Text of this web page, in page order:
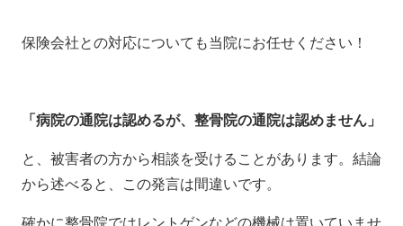
保険会社との対応についても当院にお任せください！
「病院の通院は認めるが、整骨院の通院は認めません」
と、被害者の方から相談を受けることがあります。結論
から述べると、この発言は間違いです。
確かに整骨院ではレントゲンなどの機械は置いていませ